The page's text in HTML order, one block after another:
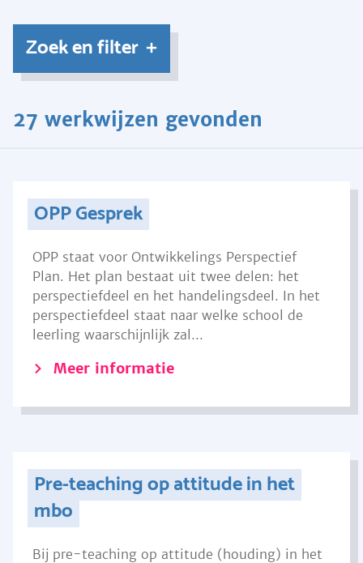
Zoek en filter
27 werkwijzen gevonden
OPP Gesprek
OPP staat voor Ontwikkelings Perspectief
Plan. Het plan bestaat uit twee delen: het
perspectiefdeel en het handelingsdeel. In het
perspectiefdeel staat naar welke school de
leerling waarschijnlijk zal...
Meer informatie
Pre-teaching op attitude in het
mbo
Bij pre-teaching op attitude (houding) in het